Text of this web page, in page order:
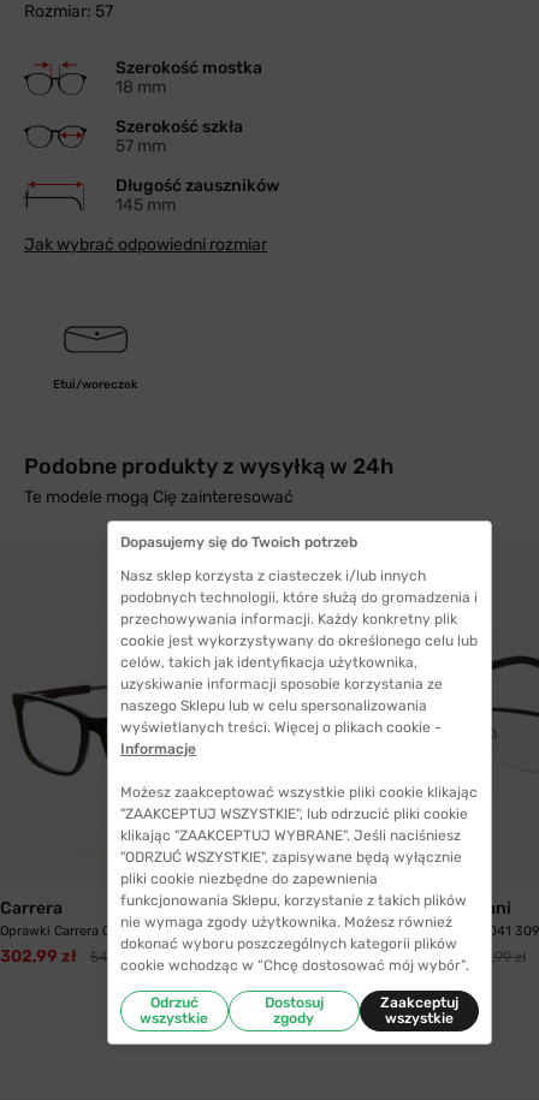
Rozmiar: 57
Szerokość mostka
18 mm
Szerokość szkła
57 mm
Długość zauszników
145 mm
Jak wybrać odpowiedni rozmiar
Etui/woreczek
Podobne produkty z wysyłką w 24h
Te modele mogą Cię zainteresować
Carrera
Oprawki Carrera CA/K 8834 SUB 56
302,99 zł 544,99 zł
Emporio Armani
Emporio Armani 1041
447,99 zł 646,99 zł
Dopasujemy się do Twoich potrzeb
Nasz sklep korzysta z ciasteczek i/lub innych
podobnych technologii, które służą do gromadzenia i
przechowywania informacji. Każdy konkretny plik
cookie jest wykorzystywany do określonego celu lub
celów, takich jak identyfikacja użytkownika,
uzyskiwanie informacji sposobie korzystania ze
naszego Sklepu lub w celu spersonalizowania
wyświetlanych treści. Więcej o plikach cookie -
Informacje
Możesz zaakceptować wszystkie pliki cookie klikając
"ZAAKCEPTUJ WSZYSTKIE", lub odrzucić pliki cookie
klikając "ZAAKCEPTUJ WYBRANE". Jeśli naciśniesz
"ODRZUĆ WSZYSTKIE", zapisywane będą wyłącznie
pliki cookie niezbędne do zapewnienia
funkcjonowania Sklepu, korzystanie z takich plików
nie wymaga zgody użytkownika. Możesz również
dokonać wyboru poszczególnych kategorii plików
cookie wchodząc w “Chcę dostosować mój wybór”.
Odrzuć
wszystkie
Dostosuj
zgody
Zaakceptuj
wszystkie